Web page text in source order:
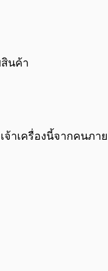
นค้า
าเครื่องนี้จากคนภา